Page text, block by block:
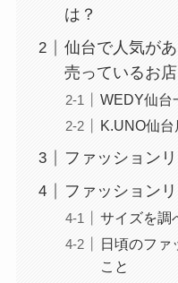
は？
仙台で人気が
売っているお店
WEDY仙台
K.UNO仙台
ファッション
ファッション
サイズを調
日頃のファ
こと